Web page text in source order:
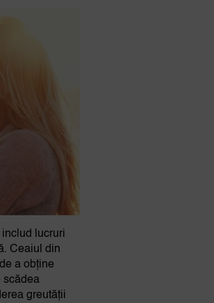
includ lucruri
Ceaiul din
a obține
scădea
greutății